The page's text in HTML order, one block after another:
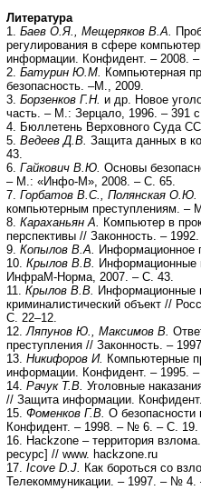
Литература
1. Баев О.Я., Мещеряков В.А.
регулирования в сфере
информации. Конфидент. – 2008.
2. Батурин Ю.М. Компьютерная
безопасность. –М., 2009.
3. Борзенков Г.Н. и др. Новое
часть. – М.: Зерцало, 1996. – 391
4. Бюллетень Верховного Суда
5. Ведеев Д.В. Защита данных в
43.
6. Гайкович В.Ю. Основы
– М.: «Инфо-М», 2008. – С. 65.
7. Горбатов В.С., Полянская О.Ю.
компьютерным преступлениям.
8. Караханьян А. Компьютер в
перспективы // Законность. –
9. Копылов В.А. Информационное
10. Крылов В.В. Информационные
ИнфраМ-Норма, 2007. – С. 43.
11. Крылов В.В. Информационные
криминалистический объект //
С. 22–12.
12.Ляпунов Ю., Максимов В.
преступления // Законность. –
13. Никифоров И. Компьютерные
информации. Конфидент. – 1995.
14. Рачук Т.В. Уголовные
// Защита информации.
15. Фоменков Г.В. О
Конфидент. – 1998. – № 6. – С. 19.
16. Hackzone – территория
ресурс] // www. hackzone.ru
17. Icove D.J. Как бороться со
Телекоммуникации. – 1997. – № 4.